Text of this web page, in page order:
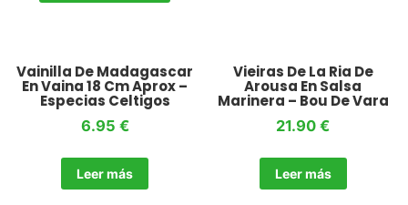
Vainilla De Madagascar
En Vaina 18 Cm Aprox –
Especias Celtigos
6.95 €
Leer más
Vieiras De La Ria De
Arousa En Salsa
Marinera – Bou De Vara
21.90€
Leer más